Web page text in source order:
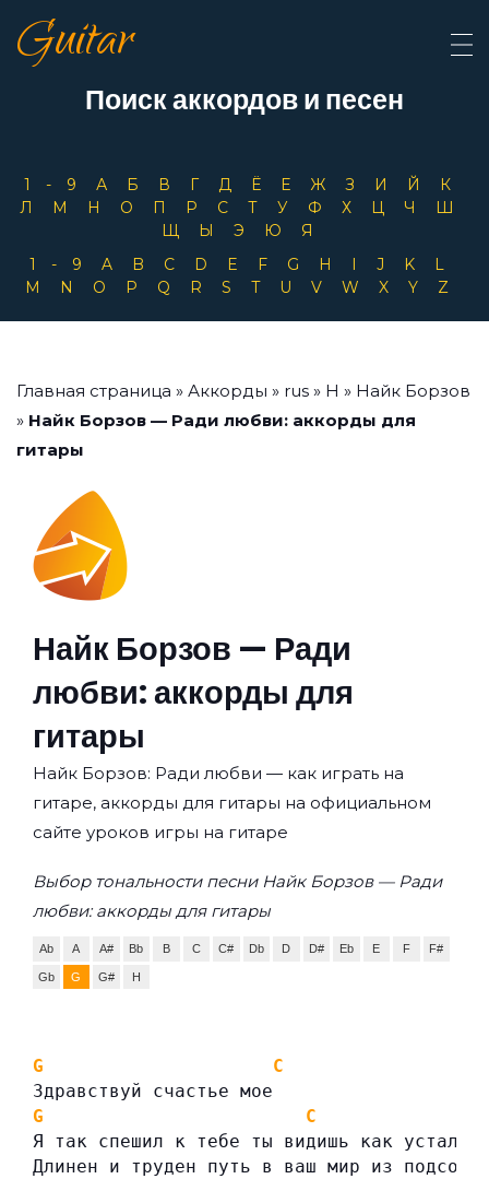
Guitar
Поиск аккордов и песен
1-9 А Б В Г Д Ё Е Ж З И Й
К
Л
М Н О П Р С Т У Ф Х Ц Ч
Ш
Щ
Ы Э Ю
Я
1-9
A B C D E F G H I J K
L
M
N O P Q R S T U V W X Y Z
Главная страница » Аккорды » rus » Н » Найк Борзов
» Найк Борзов — Ради любви: аккорды для
гитары
Найк Борзов — Ради
любви: аккорды для
гитары
Найк Борзов: Ради любви — как играть на
гитаре, аккорды для гитары на официальном
сайте уроков игры на гитаре
Выбор тональности песни Найк Борзов — Ради
любви: аккорды для гитары
Ab A A# Bb B C C# Db D D# Eb E F F#
Gb G G# H
G
C
Здравствуй счастье мое
G
C
Я так спешил к тебе ты видишь как устал я
Длинен и труден путь в ваш мир из